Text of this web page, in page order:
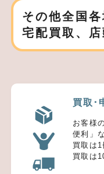
その他全国各
宅配買取、店
買取･
お客様
便利」
買取は
買取は